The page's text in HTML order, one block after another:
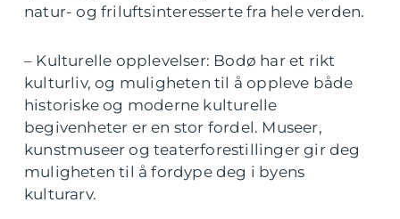
natur- og friluftsinteresserte fra hele verden.
– Kulturelle opplevelser: Bodø har et rikt
kulturliv, og muligheten til å oppleve både
historiske og moderne kulturelle
begivenheter er en stor fordel. Museer,
kunstmuseer og teaterforestillinger gir deg
muligheten til å fordype deg i byens
kulturarv.